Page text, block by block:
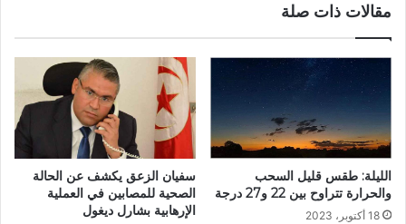
مقالات ذات صلة
الليلة: طقس قليل السحب
والحرارة تتراوح بين 22 و27 درجة
18 أكتوبر، 2023
سفيان الزعق يكشف عن الحالة
الصحية للمصابين في العملية
الإرهابية بشارل ديغول